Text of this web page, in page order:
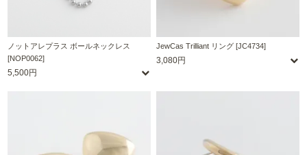
ノットアレプラス ボールネックレス
[NOP0062]
5,500円
JewCas Trilliant リング [JC4734]
3,080円